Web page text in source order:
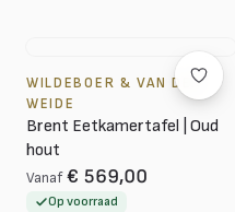
WILDEBOER & VAN DER
WEIDE
Brent Eetkamertafel | Oud
hout
Vanaf € 569,00
Op voorraad